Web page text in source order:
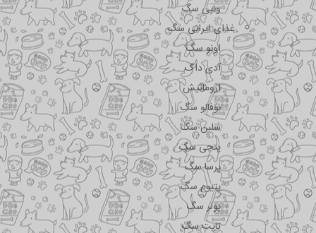
ونپی سگ
غذای ایرانی سگ
اونو سگ
آدی داگ
اروماتیش
بوفالو سگ
سلبن سگ
پتچی سگ
پرسا سگ
پتیوم سگ
پولر سگ
تاپت سگ